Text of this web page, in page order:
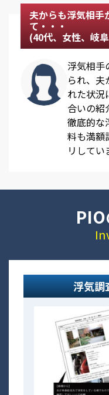
夫からも浮気相手
て・・・
(40代、女性、岐
浮気相手
られ、夫
れた状況
合いの紹
徹底的な
料も満額
リしてい
浮気調